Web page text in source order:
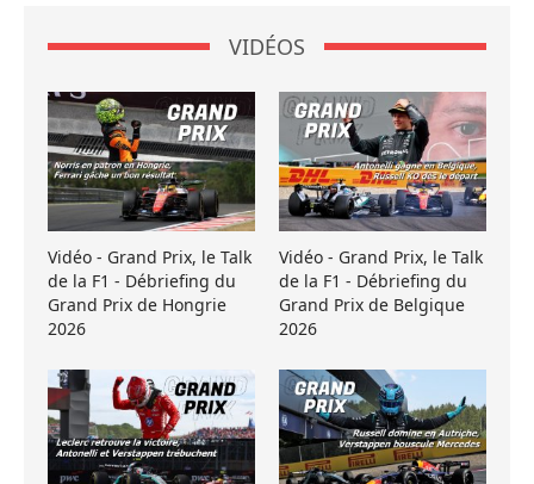
VIDÉOS
Vidéo - Grand Prix, le Talk
de la F1 - Débriefing du
Grand Prix de Hongrie
2026
Vidéo - Grand Prix, le Talk
de la F1 - Débriefing du
Grand Prix de Belgique
2026